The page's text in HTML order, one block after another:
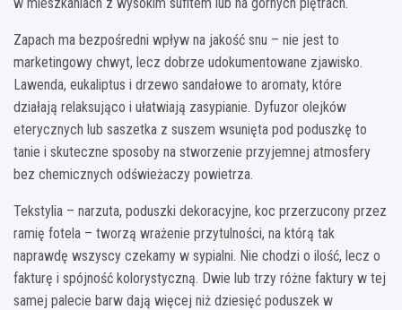
Zapach ma bezpośredni wpływ na jakość snu – nie jest to
marketingowy chwyt, lecz dobrze udokumentowane zjawisko.
Lawenda, eukaliptus i drzewo sandałowe to aromaty, które
działają relaksująco i ułatwiają zasypianie. Dyfuzor olejków
eterycznych lub saszetka z suszem wsunięta pod poduszkę to
tanie i skuteczne sposoby na stworzenie przyjemnej atmosfery
bez chemicznych odświeżaczy powietrza.
Tekstylia – narzuta, poduszki dekoracyjne, koc przerzucony przez
ramię fotela – tworzą wrażenie przytulności, na którą tak
naprawdę wszyscy czekamy w sypialni. Nie chodzi o ilość, lecz o
fakturę i spójność kolorystyczną. Dwie lub trzy różne faktury w tej
samej palecie barw dają więcej niż dziesięć poduszek w